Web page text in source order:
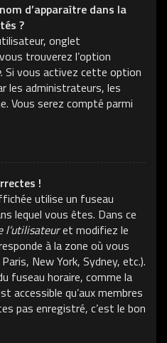
d’apparaître dans la
?
onglet
trouverez l’option
. Si vous activez cette option
les administrateurs, les
Vous serez compté parmi
!
utilise un fuseau
lequel vous êtes. Dans ce
l’utilisateuret modifiez le
à la zone où vous
New York, Sydney, etc.).
fuseau horaire, comme la
accessible qu’aux membres
pas enregistré, c’est le bon